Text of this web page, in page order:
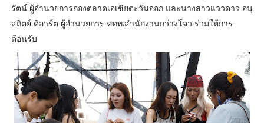
รัตน์ ผู้อำนวยการกองตลาดเอเชียตะวันออก และนางสาวแววดาว อนุ
สถิตย์ ดิอาร์ต ผู้อำนวยการ ททท.สำนักงานกว่างโจว ร่วมให้การ
ต้อนรับ